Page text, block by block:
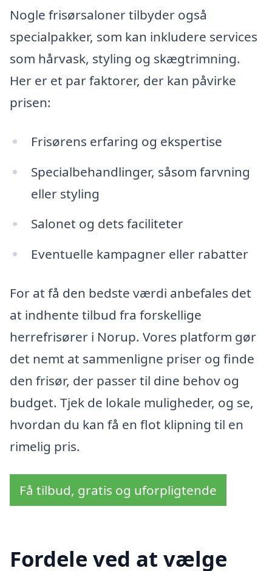
Nogle frisørsaloner tilbyder også
specialpakker, som kan inkludere services
som hårvask, styling og skægtrimning.
Her er et par faktorer, der kan påvirke
prisen:
Frisørens erfaring og ekspertise
Specialbehandlinger, såsom farvning
eller styling
Salonet og dets faciliteter
Eventuelle kampagner eller rabatter
For at få den bedste værdi anbefales det
at indhente tilbud fra forskellige
herrefrisører i Norup. Vores platform gør
det nemt at sammenligne priser og finde
den frisør, der passer til dine behov og
budget. Tjek de lokale muligheder, og se,
hvordan du kan få en flot klipning til en
rimelig pris.
Få tilbud, gratis og uforpligtende
Fordele ved at vælge